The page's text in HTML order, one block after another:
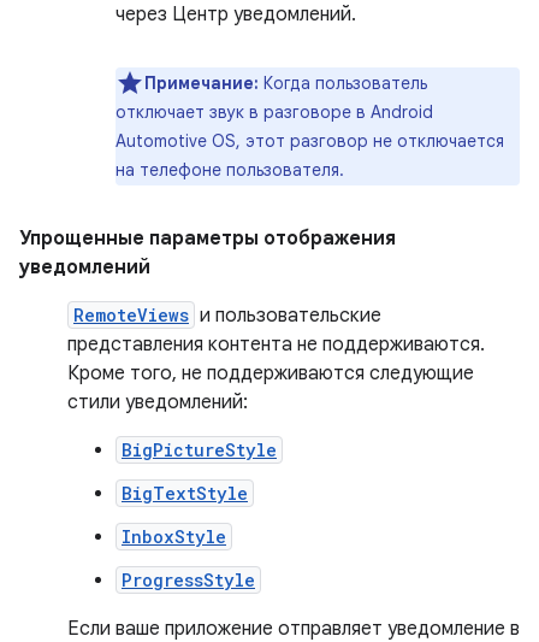
через Центр уведомлений.
Примечание: Когда пользователь
отключает звук в разговоре в Android
Automotive OS, этот разговор не отключается
на телефоне пользователя.
Упрощенные параметры отображения
уведомлений
RemoteViews и пользовательские
представления контента не поддерживаются.
Кроме того, не поддерживаются следующие
стили уведомлений:
BigPictureStyle
BigTextStyle
InboxStyle
ProgressStyle
Если ваше приложение отправляет уведомление в